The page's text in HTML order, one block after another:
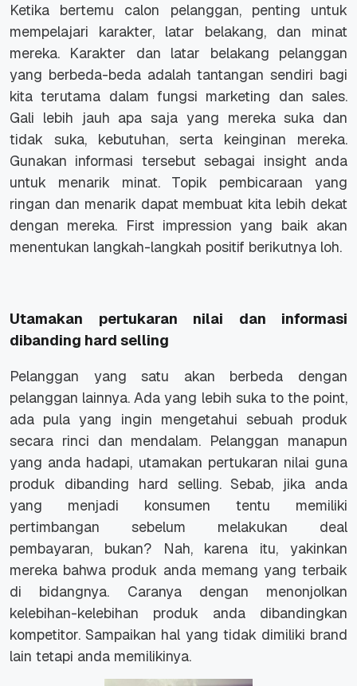
Ketika bertemu calon pelanggan, penting untuk
mempelajari karakter, latar belakang, dan minat
mereka. Karakter dan latar belakang pelanggan
yang berbeda-beda adalah tantangan sendiri bagi
kita terutama dalam fungsi marketing dan sales.
Gali lebih jauh apa saja yang mereka suka dan
tidak suka, kebutuhan, serta keinginan mereka.
Gunakan informasi tersebut sebagai insight anda
untuk menarik minat. Topik pembicaraan yang
ringan dan menarik dapat membuat kita lebih dekat
dengan mereka. First impression yang baik akan
menentukan langkah-langkah positif berikutnya loh.
Utamakan pertukaran nilai dan informasi
dibanding hard selling
Pelanggan yang satu akan berbeda dengan
pelanggan lainnya. Ada yang lebih suka to the point,
ada pula yang ingin mengetahui sebuah produk
secara rinci dan mendalam. Pelanggan manapun
yang anda hadapi, utamakan pertukaran nilai guna
produk dibanding hard selling. Sebab, jika anda
yang menjadi konsumen tentu memiliki
pertimbangan sebelum melakukan deal
pembayaran, bukan? Nah, karena itu, yakinkan
mereka bahwa produk anda memang yang terbaik
di bidangnya. Caranya dengan menonjolkan
kelebihan-kelebihan produk anda dibandingkan
kompetitor. Sampaikan hal yang tidak dimiliki brand
lain tetapi anda memilikinya.